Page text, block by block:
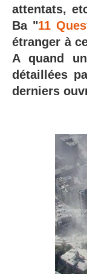
attentats,
Ba "11
étranger à
A quand
détaillées
derniers